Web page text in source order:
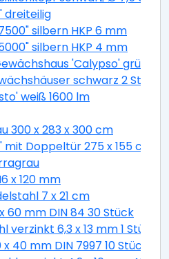
dreiteilig
silbern HKP 6 mm
silbern HKP 4 mm
'Calypso' grün
schwarz 2 Stück
weiß 1600 lm
300 x 283 x 300 cm
mit Doppeltür 275 x 155 cm
x 120 mm
7 x 21 cm
60 mm DIN 84 30 Stück
verzinkt 6,3 x 13 mm 1 Stück
mm DIN 7997 10 Stück